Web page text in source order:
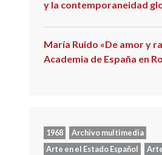
y la contemporaneidad
María Ruido «De amor y
Academia de España en
1968
Archivo multimedia
Arte en el Estado Español